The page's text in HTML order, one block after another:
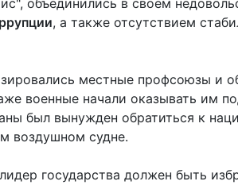
объединились в своём
, а также отсутствием
местные профсоюзы и
военные начали оказывать им
был вынужден обратиться к
воздушном судне.
государства должен быть